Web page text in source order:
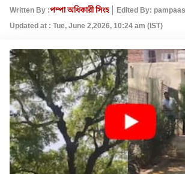
Written By :পম্পা অধিকারী সিংহ
Edited By: pampaas
Updated at : Tue, June 2,2026, 10:24 am (IST)